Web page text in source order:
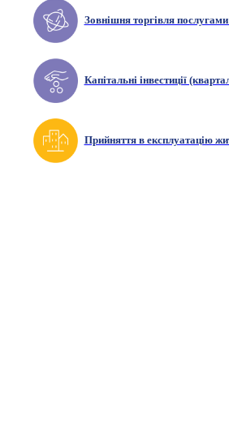
Зовнішня торгівля
Капітальні інвестиції
Прийняття в експлуатацію